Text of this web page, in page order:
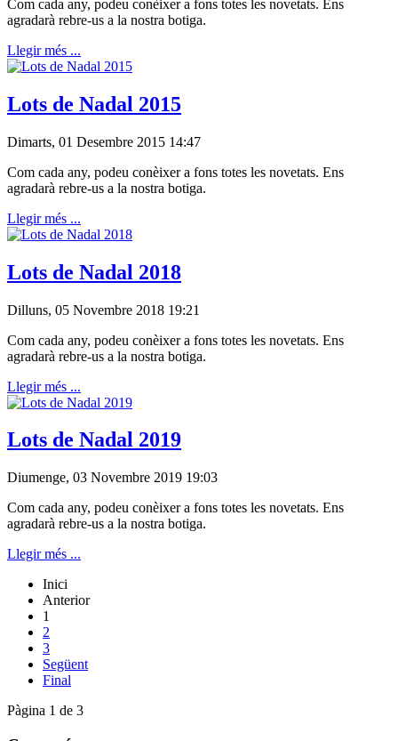
Com cada any, podeu conèixer a fons totes les novetats. Ens
agradarà rebre-us a la nostra botiga.
Llegir més ...
Lots de Nadal 2015
Dimarts, 01 Desembre 2015 14:47
Com cada any, podeu conèixer a fons totes les novetats. Ens
agradarà rebre-us a la nostra botiga.
Llegir més ...
Lots de Nadal 2018
Dilluns, 05 Novembre 2018 19:21
Com cada any, podeu conèixer a fons totes les novetats. Ens
agradarà rebre-us a la nostra botiga.
Llegir més ...
Lots de Nadal 2019
Diumenge, 03 Novembre 2019 19:03
Com cada any, podeu conèixer a fons totes les novetats. Ens
agradarà rebre-us a la nostra botiga.
Llegir més ...
Inici
Anterior
1
2
3
Següent
Final
Pàgina 1 de 3